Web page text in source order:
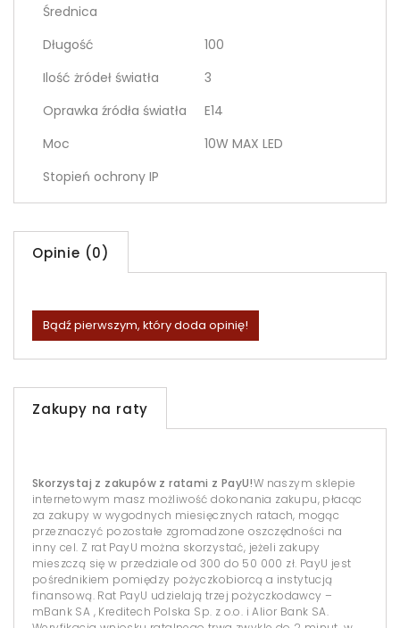
Średnica
Długość
100
Ilość żródeł światła
3
Oprawka źródła światła
E14
Moc
10W MAX LED
Stopień ochrony IP
Opinie (0)
Bądź pierwszym, który doda opinię!
Zakupy na raty
Skorzystaj z zakupów z ratami z PayU!W naszym sklepie
internetowym masz możliwość dokonania zakupu, płacąc
za zakupy w wygodnych miesięcznych ratach, mogąc
przeznaczyć pozostałe zgromadzone oszczędności na
inny cel. Z rat PayU można skorzystać, jeżeli zakupy
mieszczą się w przedziale od 300 do 50 000 zł. PayU jest
pośrednikiem pomiędzy pożyczkobiorcą a instytucją
finansową. Rat PayU udzielają trzej pożyczkodawcy –
mBank SA , Kreditech Polska Sp. z o.o. i Alior Bank SA.